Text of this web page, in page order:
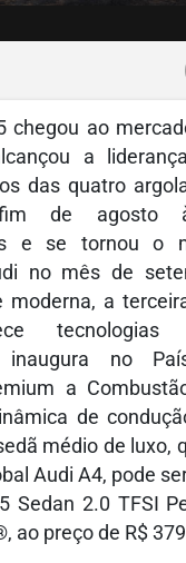
chegou ao
a
das quatro
de agosto
e se tornou o
no mês de
moderna, a
tecnologias
inaugura no
a
de
médio de luxo,
Audi A4, pode
Sedan 2.0 TFSI
ao preço de R$